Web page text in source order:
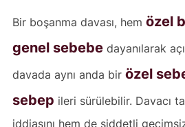
Bir boşanma davası, hem özel
genel sebebedayanılarak
davada aynı anda bir özel
sebep ileri sürülebilir. Davacı
iddiasını hem de şiddetli